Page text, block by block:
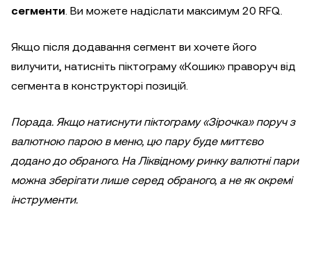
сегменти. Ви можете надіслати максимум 20 RFQ.
Якщо після додавання сегмент ви хочете його
вилучити, натисніть піктограму «Кошик» праворуч від
сегмента в конструкторі позицій.
Порада. Якщо натиснути піктограму «Зірочка» поруч з
валютною парою в меню, цю пару буде миттєво
додано до обраного. На Ліквідному ринку валютні пари
можна зберігати лише серед обраного, а не як окремі
інструменти.